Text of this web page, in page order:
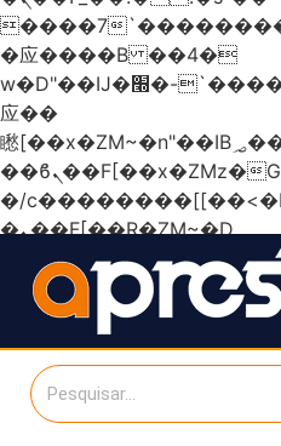
����7
�应����B ��4�
w�D"��IJ�׭�-`������S��9�Dr�ji��EJ߅��gJ�
应��
矁[��x�ZM~�n"��IB؃��!'����Тѕ��+��(m��IK�ʭ�/|
��ϐܢ��F[��x�ZMz�G�� %嬩
�/
�ܢ��F[��R�ZM~�D